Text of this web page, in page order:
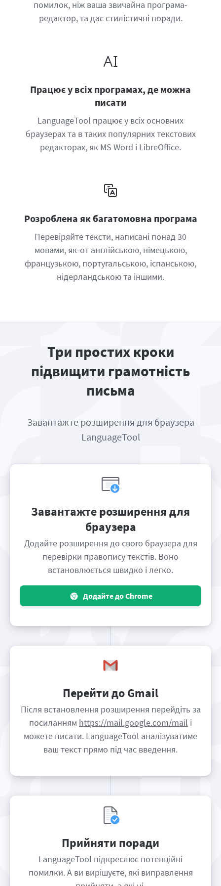
помилок, ніж ваша звичайна програма-
редактор, та дає стилістичні поради.
Працює у всіх програмах, де можна
писати
LanguageTool працює у всіх основних
браузерах та в таких популярних текстових
редакторах, як MS Word і LibreOffice.
Розроблена як багатомовна програма
Перевіряйте тексти, написані понад 30
мовами, як-от англійською, німецькою,
французькою, португальською, іспанською,
нідерландською та іншими.
Три простих кроки
підвищити грамотність
письма
Завантажте розширення для браузера
LanguageTool
Завантажте розширення для
браузера
Додайте розширення до свого браузера для
перевірки правопису текстів. Воно
встановлюється швидко і легко.
Додайте до Chrome
Перейти до Gmail
Після встановлення розширення перейдіть за
посиланням https://mail.google.com/mail і
можете писати. LanguageTool аналізуватиме
ваш текст прямо під час введення.
Прийняти поради
LanguageTool підкреслює потенційні
помилки. А ви вирішуєте, які виправлення